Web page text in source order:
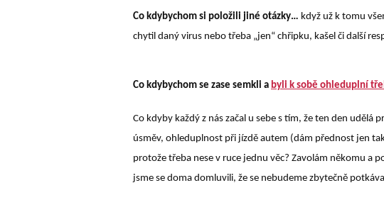
Co kdybychom si položili jiné otázky… když už k tomu
chytil daný virus nebo třeba „jen“ chřipku, kašel či další
Co kdybychom se zase semkli a byli k sobě ohleduplní
Co kdyby každý z nás začal u sebe s tím, že ten den
úsměv, ohleduplnost při jízdě autem (dám přednost jen
protože třeba nese v ruce jednu věc? Zavolám někomu a
jsme se doma domluvili, že se nebudeme zbytečně